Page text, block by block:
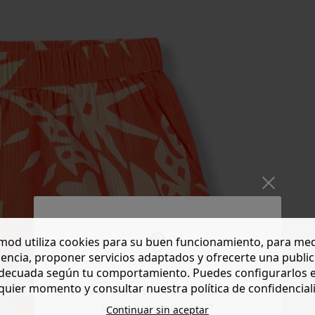
Do you want to be redirected to
www.promod.com ?
utiliza cookies para su buen funcionamiento, para
proponer servicios adaptados y ofrecerte una
según tu comportamiento. Puedes configurarlos
momento y consultar nuestra política de
Continuar sin aceptar